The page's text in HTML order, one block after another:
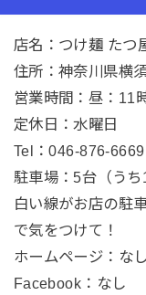
店名：つけ麺 たつ
住所：神奈川県横
営業時間：昼：11
定休日：水曜日
Tel：046-876-6669
駐車場：5台（う
白い線がお店の駐
で気をつけて！
ホームページ：なし
Facebook：なし